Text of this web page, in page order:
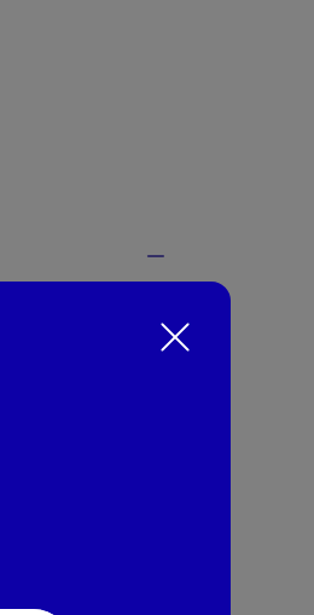
(filet de
sauce SOJA
transformé de
ail, gingembre,